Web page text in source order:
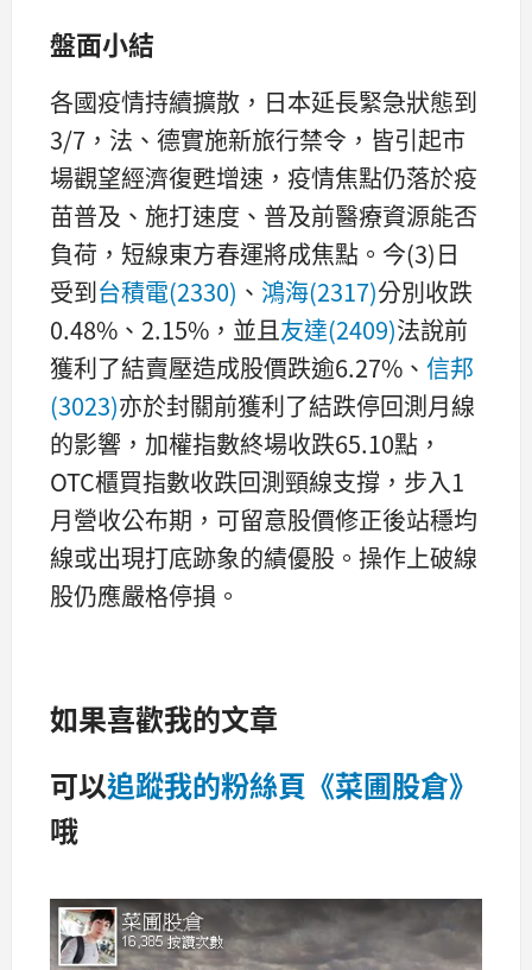
盤面小結
各國疫情持續擴散，日本延長緊急狀態到
3/7，法、德實施新旅行禁令，皆引起市
場觀望經濟復甦增速，疫情焦點仍落於疫
苗普及、施打速度、普及前醫療資源能否
負荷，短線東方春運將成焦點。今(3)日
受到台積電(2330) 、 鴻海(2317)分別收跌
0.48%、2.15%，並且友達(2409)法說前
獲利了結賣壓造成股價跌逾6.27%、 信邦
(3023)亦於封關前獲利了結跌停回測月線
的影響，加權指數終場收跌65.10點，
OTC櫃買指數收跌回測頸線支撐，步入1
月營收公布期，可留意股價修正後站穩均
線或出現打底跡象的績優股。操作上破線
股仍應嚴格停損。
如果喜歡我的文章
可以追蹤我的粉絲頁《菜圃股倉》
哦